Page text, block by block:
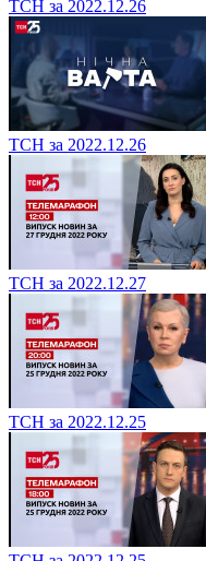
ТСН за 2022.12.26
ТСН за 2022.12.26
ТСН за 2022.12.27
ТСН за 2022.12.25